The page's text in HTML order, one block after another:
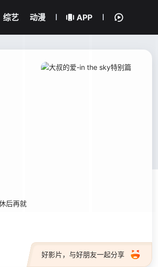
综艺 动漫 APP
后再就
好影片，与好朋友一起分享